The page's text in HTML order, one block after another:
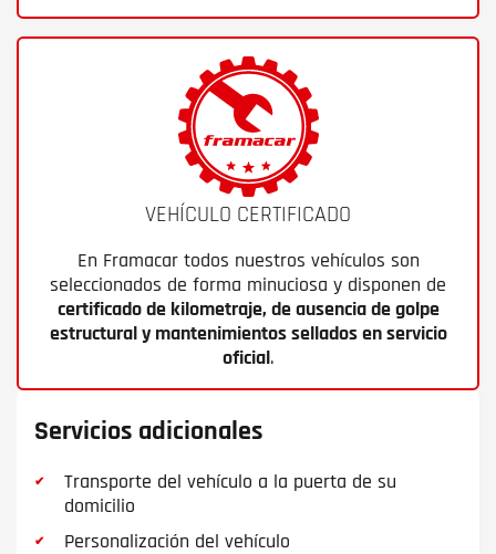
VEHÍCULO CERTIFICADO
En Framacar todos nuestros vehículos son
seleccionados de forma minuciosa y disponen de
certificado de kilometraje, de ausencia de golpe
estructural y mantenimientos sellados en servicio
oficial.
Servicios adicionales
Transporte del vehículo a la puerta de su
domicilio
Personalización del vehículo